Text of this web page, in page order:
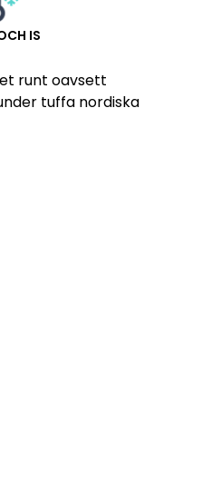
IS
runt oavsett
tuffa nordiska